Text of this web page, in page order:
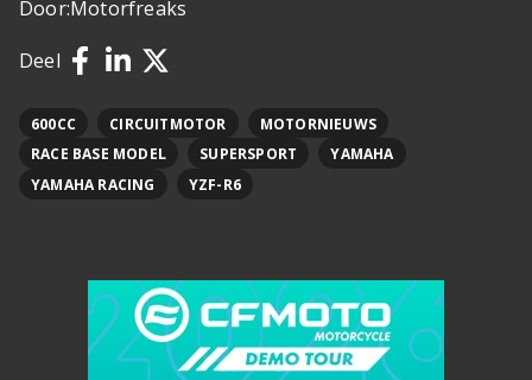
Door:Motorfreaks
Deel
600CC CIRCUITMOTOR
MOTORNIEUWS
RACE BASE MODEL
SUPERSPORT
YAMAHA
YAMAHA RACING
YZF-R6